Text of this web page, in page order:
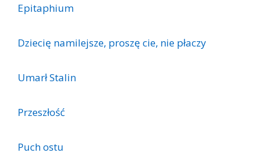
Epitaphium
Dziecię namilejsze, proszę cie, nie płaczy
Umarł Stalin
Przeszłość
Puch ostu